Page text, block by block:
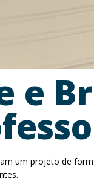
e
um projeto de